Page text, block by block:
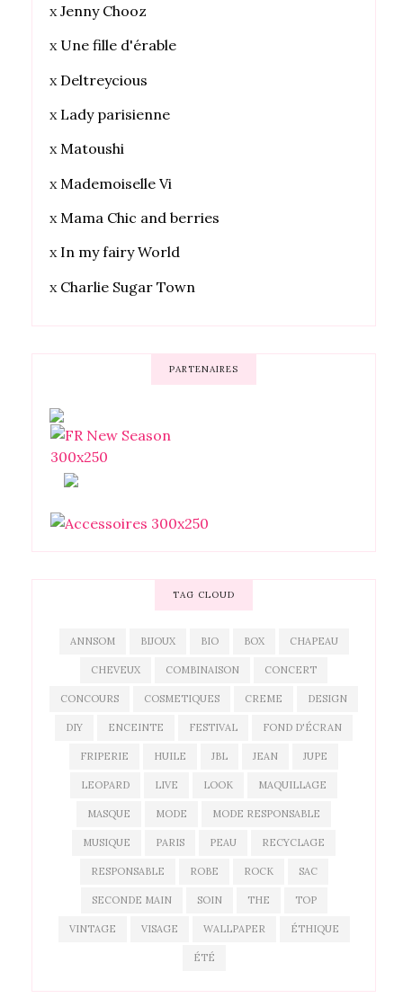
x Jenny Chooz
x Une fille d'érable
x Deltreycious
x Lady parisienne
xMatoushi
x Mademoiselle Vi
xMama Chic and berries
x In my fairy World
x Charlie Sugar Town
PARTENAIRES
TAG CLOUD
ANNSOM BIJOUX BIO BOX CHAPEAU
CHEVEUX COMBINAISON CONCERT
CONCOURS COSMETIQUES CREME DESIGN
DIY ENCEINTE FESTIVAL FOND D'ÉCRAN
FRIPERIE HUILE JBL JEAN JUPE
LEOPARD LIVE LOOK MAQUILLAGE
MASQUE MODE MODE RESPONSABLE
MUSIQUE PARIS PEAU RECYCLAGE
RESPONSABLE ROBE ROCK SAC
SECONDE MAIN SOIN THE TOP
VINTAGE VISAGE WALLPAPER ÉTHIQUE
ÉTÉ